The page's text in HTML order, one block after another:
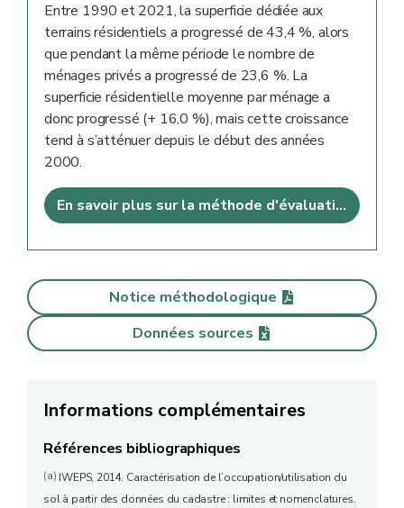
Entre 1990 et 2021, la superficie dédiée aux
terrains résidentiels a progressé de 43,4 %, alors
que pendant la même période le nombre de
ménages privés a progressé de 23,6 %. La
superficie résidentielle moyenne par ménage a
donc progressé (+ 16,0 %), mais cette croissance
tend à s’atténuer depuis le début des années
2000.
En savoir plus sur la méthode d'évaluation
Notice méthodologique
Données sources
Informations complémentaires
Références bibliographiques
(a) IWEPS, 2014. Caractérisation de l’occupation/utilisation du
sol à partir des données du cadastre : limites et nomenclatures.